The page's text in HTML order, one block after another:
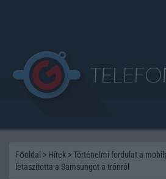
Főoldal > Hírek >Történelmi fordulat a
letaszította a Samsungot a trónról